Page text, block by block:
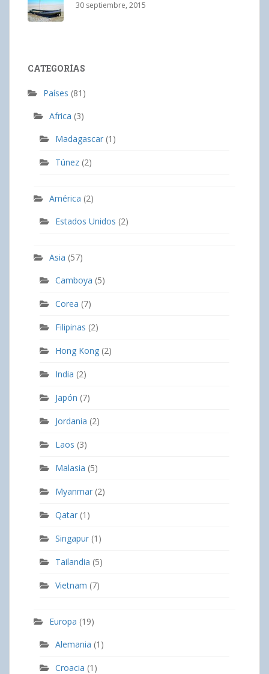
30 septiembre, 2015
CATEGORÍAS
Países (81)
Africa (3)
Madagascar (1)
Túnez (2)
América (2)
Estados Unidos (2)
Asia (57)
Camboya (5)
Corea (7)
Filipinas (2)
Hong Kong (2)
India (2)
Japón (7)
Jordania (2)
Laos (3)
Malasia (5)
Myanmar (2)
Qatar (1)
Singapur (1)
Tailandia (5)
Vietnam (7)
Europa (19)
Alemania (1)
Croacia (1)